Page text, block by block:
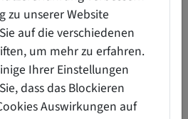
für
behandelt
in
stellt
A
B
D
E
zu unserer Website
auf die verschiedenen
um mehr zu erfahren.
Ihrer Einstellungen
dass das Blockieren
Auswirkungen auf